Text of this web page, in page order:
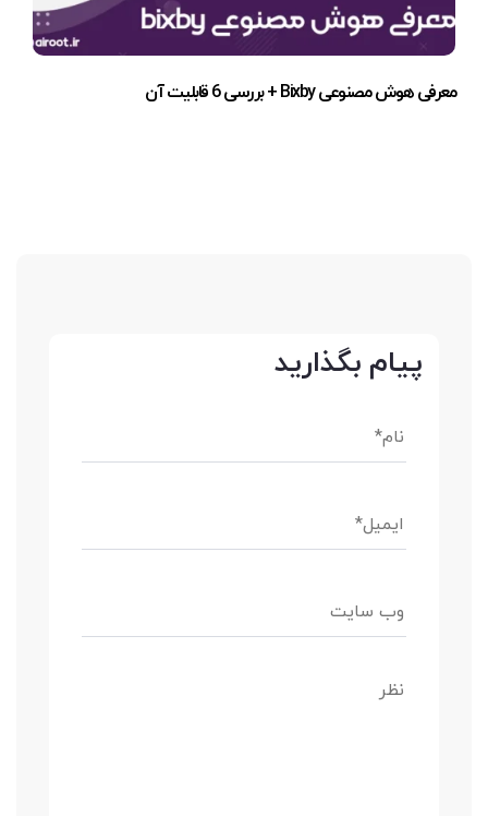
معرفی هوش مصنوعی Bixby + بررسی 6 قابلیت آن
پیام بگذارید